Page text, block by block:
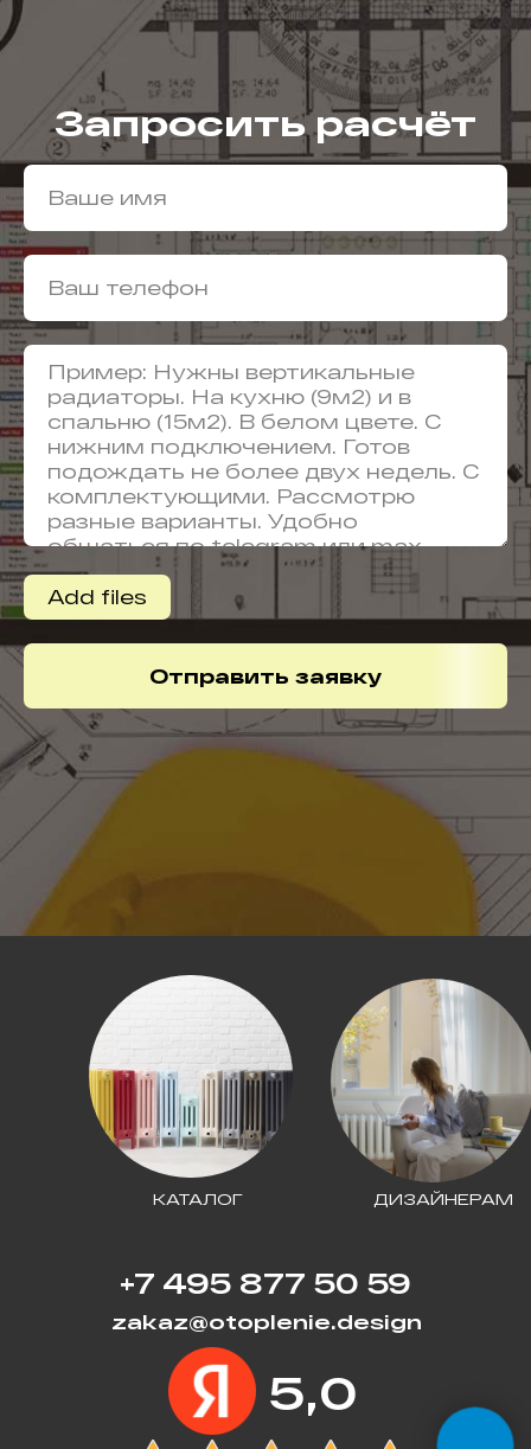
Запросить расчёт
Add files
Отправить заявку
КАТАЛОГ ДИЗАЙНЕРАМ
+7 495 877 50 59
zakaz@otoplenie.design
5,0